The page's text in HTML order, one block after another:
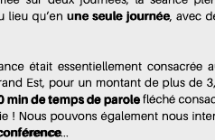
une seule journée
min de temps de parole